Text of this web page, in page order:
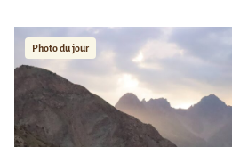
Photo du jour